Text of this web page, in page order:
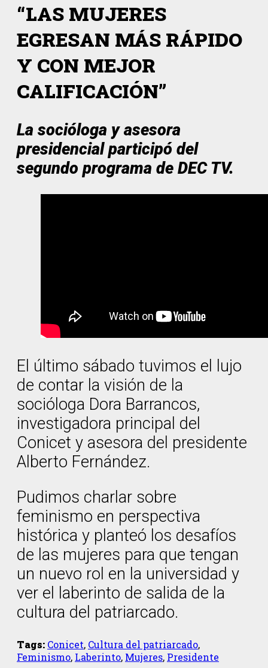
“LAS MUJERES
EGRESAN MÁS RÁPIDO
Y CON MEJOR
CALIFICACIÓN”
La socióloga y asesora
presidencial participó del
segundo programa de DEC TV.
El último sábado tuvimos el lujo
de contar la visión de la
socióloga Dora Barrancos,
investigadora principal del
Conicet y asesora del presidente
Alberto Fernández.
Pudimos charlar sobre
feminismo en perspectiva
histórica y planteó los desafíos
de las mujeres para que tengan
un nuevo rol en la universidad y
ver el laberinto de salida de la
cultura del patriarcado.
Tags: Conicet, Cultura del patriarcado,
Feminismo, Laberinto, Mujeres, Presidente